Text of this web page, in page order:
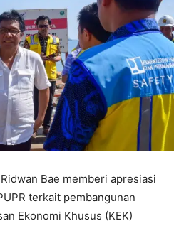
Bae memberi apresiasi
terkait pembangunan
Ekonomi Khusus (KEK)